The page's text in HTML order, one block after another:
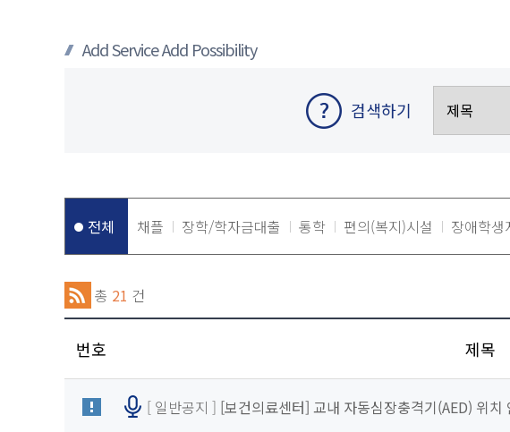
Add Service Add Possibility
검색하기
전체 채플 장학/학자금대출 통학 편의(복지)시설 장애학생
총 21 건
번호 제목
[ 일반공지 ] [보건의료센터] 교내 자동심장충격기(AED) 위치